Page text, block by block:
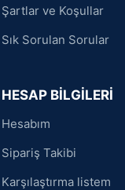
Şartlar ve Koşullar
Sık Sorulan Sorular
HESAP BİLGİLERİ
Hesabım
Sipariş Takibi
Karşılaştırma listem